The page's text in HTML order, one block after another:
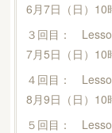
6月7日（日）10
３回目：
7月5日（日）
４回目：
8月9日（日）
５回目：